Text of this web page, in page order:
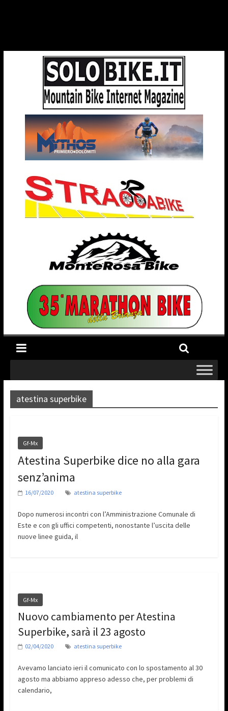
atestina superbike
Gf-Mx
Atestina Superbike dice no alla gara
senz’anima
16/07/2020 atestina superbike
Dopo numerosi incontri con l’Amministrazione Comunale di
Este e con gli uffici competenti, nonostante l’uscita delle
nuove linee guida, il
Gf-Mx
Nuovo cambiamento per Atestina
Superbike, sarà il 23 agosto
02/04/2020 atestina superbike
Avevamo lanciato ieri il comunicato con lo spostamento al 30
agosto ma abbiamo appreso adesso che, per problemi di
calendario,